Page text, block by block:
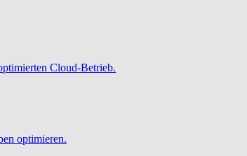
Cloud-Betrieb.
optimieren.